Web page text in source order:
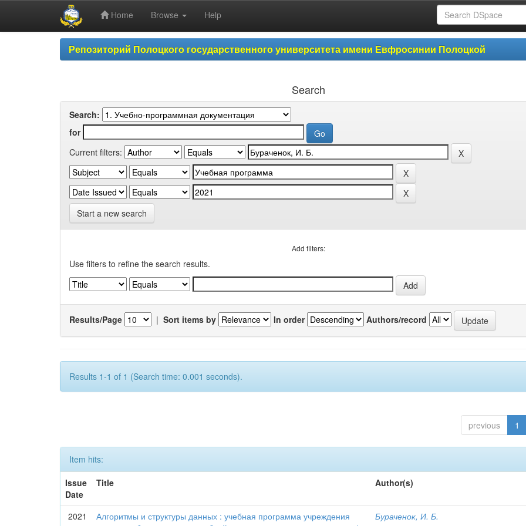
Home Browse Help
Репозиторий Полоцкого государственного университета имени Евфросинии Полоцкой
Search
Search:
for
Current filters:
Start a new search
Add filters:
Use filters to refine the search results.
Results/Page | Sort items by In order Authors/record
Results 1-1 of 1 (Search time: 0.001 seconds).
previous 1
Item hits:
Issue
Date
Title Author(s)
2021
Алгоритмы и структуры данных : учебная программа учреждения
Бураченок, И. Б.